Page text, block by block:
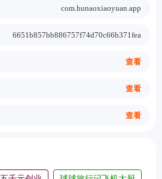
com.hunaoxiaoyuan.app
6651b857bb886757f74d70c66b371fea
查看
查看
查看